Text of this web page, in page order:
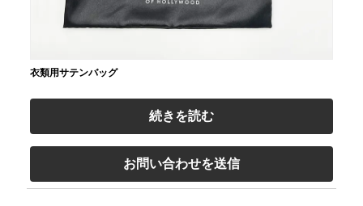
衣類用サテンバッグ
続きを読む
お問い合わせを送信